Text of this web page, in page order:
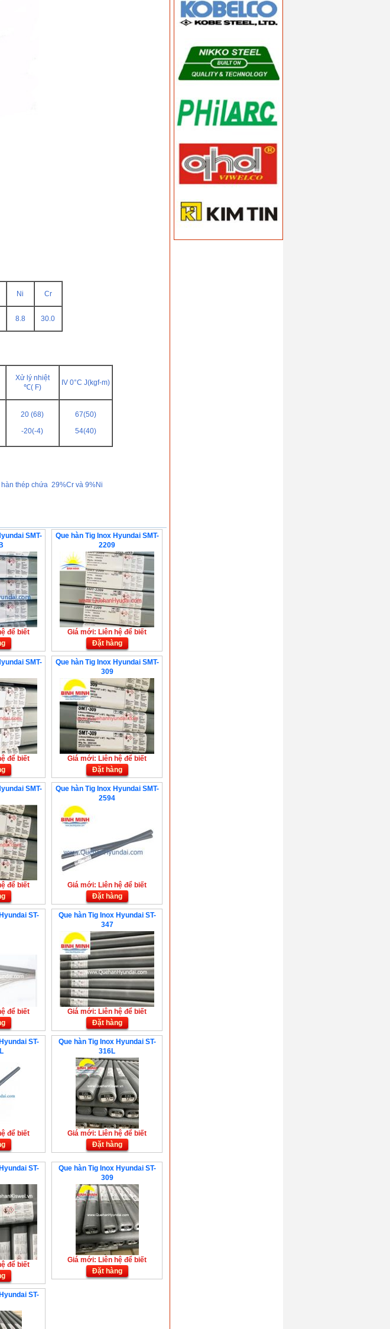
Ni Cr
8.8 30.0
Xử lý nhiệt
℃( F)
IV 0°C J(kgf-m)
20 (68)
-20(-4)
67(50)
54(40)
thép chứa 29%Cr và 9%Ni
SMT-
để biết
Que hàn Tig Inox Hyundai SMT-
2209
Giá mới: Liên hệ để biết
Đặt hàng
SMT-
để biết
Que hàn Tig Inox Hyundai SMT-
309
Giá mới: Liên hệ để biết
Đặt hàng
SMT-
để biết
Que hàn Tig Inox Hyundai SMT-
2594
Giá mới: Liên hệ để biết
Đặt hàng
ST-
để biết
Que hàn Tig Inox Hyundai ST-
347
Giá mới: Liên hệ để biết
Đặt hàng
ST-
để biết
Que hàn Tig Inox Hyundai ST-
316L
Giá mới: Liên hệ để biết
Đặt hàng
ST-
để biết
Que hàn Tig Inox Hyundai ST-
309
Giá mới: Liên hệ để biết
Đặt hàng
ST-